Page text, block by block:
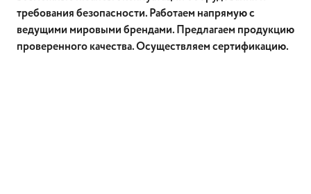
требования безопасности. Работаем напрямую с
ведущими мировыми брендами. Предлагаем продукцию
проверенного качества. Осуществляем сертификацию.